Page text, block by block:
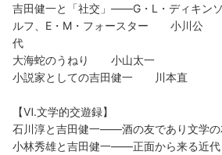
吉田健一と「社交」——G・L・ディキン
ルフ、E・M・フォースター 小川公
大海蛇のうねり 小山太一
小説家としての吉田健一 川本直
【Ⅵ.文学的交遊録】
石川淳と吉田健一——酒の友であり文
小林秀雄と吉田健一——正面から来る近代